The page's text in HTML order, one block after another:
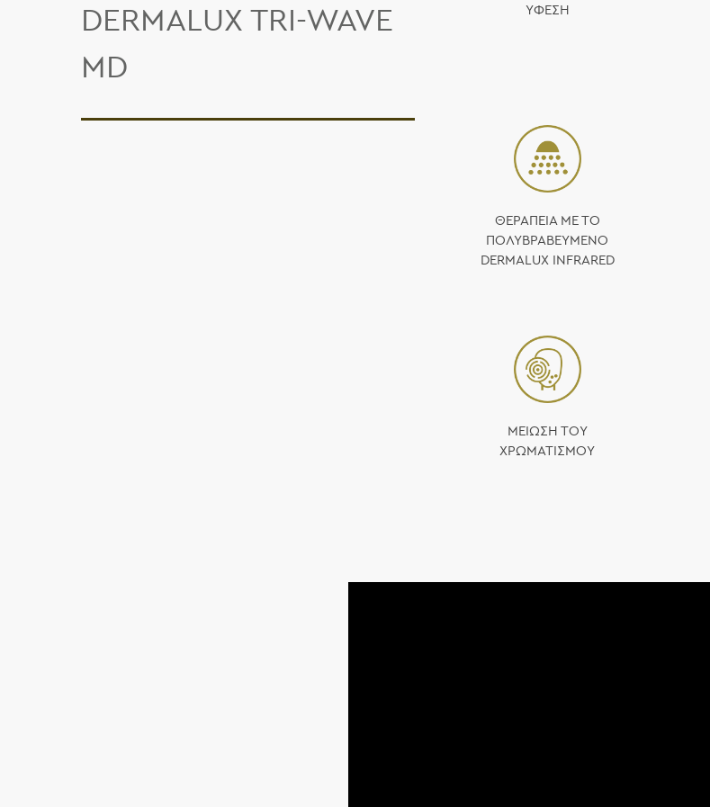
DERMALUX TRI-WAVE
MD
ΥΦΕΣΗ
ΘΕΡΑΠΕΙΑ ΜΕ ΤΟ
ΠΟΛΥΒΡΑΒΕΥΜΕΝΟ
DERMALUX INFRARED
ΜΕΙΩΣΗ ΤΟΥ
ΧΡΩΜΑΤΙΣΜΟΥ